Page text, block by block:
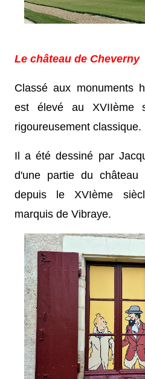
Le château de Cheverny
Classé aux monuments
est élevé au XVIIème
rigoureusement classique.
Il a été dessiné par
d'une partie du
depuis le XVIème
marquis de Vibraye.